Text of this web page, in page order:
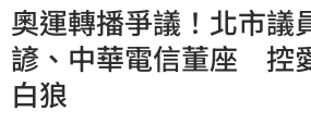
奧運轉播爭議！北市議
諺、中華電信董座 控
白狼